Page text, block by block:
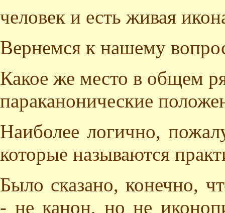
человек и есть живая
Вернемся к нашему
Какое же место в общем
параканонические
Наиболее логично,
которые называются
Было сказано, конечно,
- не канон, но не